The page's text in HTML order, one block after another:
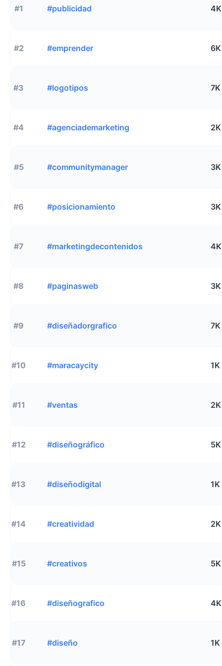
#1 #publicidad 4K
#2 #emprender 6K
#3 #logotipos 7K
#4 #agenciademarketing 2K
#5 #communitymanager 3K
#6 #posicionamiento 3K
#7 #marketingdecontenidos 4K
#8 #paginasweb 3K
#9 #diseñadorgrafico 7K
#10 #maracaycity 1K
#11 #ventas 2K
#12 #diseñográfico 5K
#13 #diseñodigital 1K
#14 #creatividad 2K
#15 #creativos 5K
#16 #diseñografico 4K
#17 #diseño 1K